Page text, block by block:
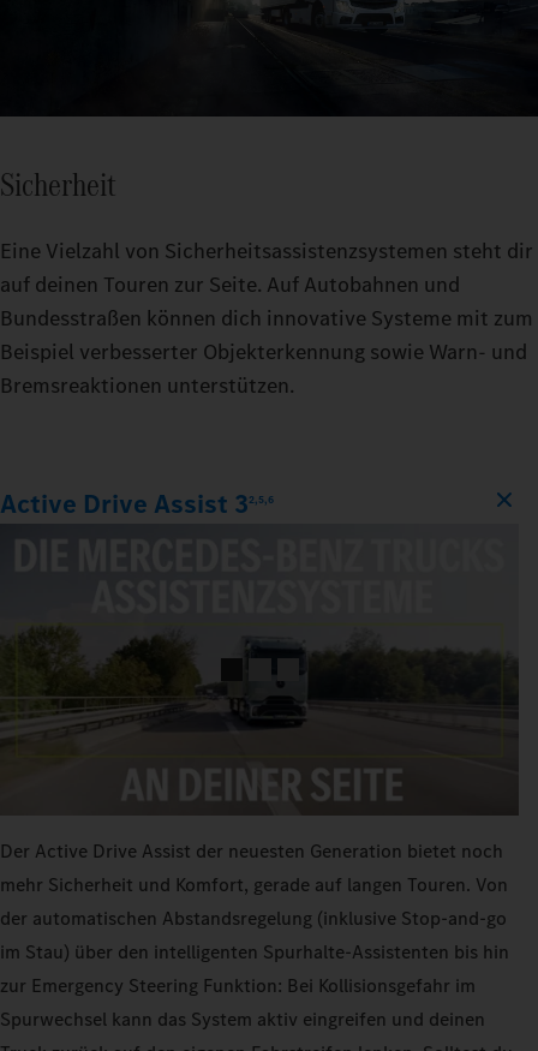
Sicherheit
Eine Vielzahl von Sicherheitsassistenzsystemen steht dir
auf deinen Touren zur Seite. Auf Autobahnen und
Bundesstraßen können dich innovative Systeme mit zum
Beispiel verbesserter Objekterkennung sowie Warn‑ und
Bremsreaktionen unterstützen.
Active Drive Assist 32,5,6
Der Active Drive Assist der neuesten Generation bietet noch
mehr Sicherheit und Komfort, gerade auf langen Touren. Von
der automatischen Abstandsregelung (inklusive Stop-and-go
im Stau) über den intelligenten Spurhalte-Assistenten bis hin
zur Emergency Steering Funktion: Bei Kollisionsgefahr im
Spurwechsel kann das System aktiv eingreifen und deinen